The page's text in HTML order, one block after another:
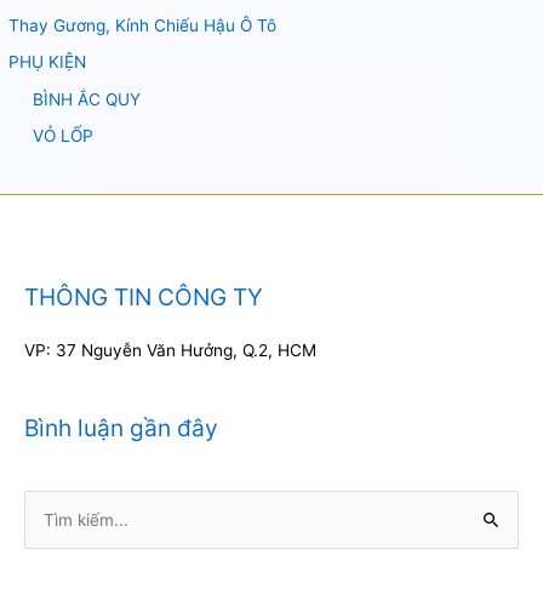
Thay Gương, Kính Chiếu Hậu Ô Tô
PHỤ KIỆN
BÌNH ẮC QUY
VỎ LỐP
THÔNG TIN CÔNG TY
VP: 37 Nguyễn Văn Hưởng, Q.2, HCM
Bình luận gần đây
kiếm: